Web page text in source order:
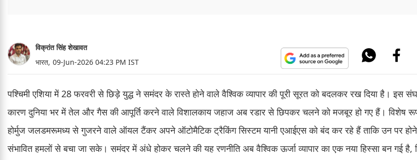
विक्रांत सिंह शेखावत
भारत, 09-Jun-2026 04:23 PM IST
पश्चिमी एशिया में 28 फरवरी से छिड़े युद्ध ने समंदर के रास्ते होने वाले वैश्विक व्यापार की पूरी सूरत को बदलकर रख दिया है। इस
कारण दुनिया भर में तेल और गैस की आपूर्ति करने वाले विशालकाय जहाज अब रडार से छिपकर चलने को मजबूर हो गए हैं। विशेष
होर्मुज जलडमरूमध्य से गुजरने वाले ऑयल टैंकर अपने ऑटोमैटिक ट्रैकिंग सिस्टम यानी एआईएस को बंद कर रहे हैं ताकि उन पर
संभावित हमलों से बचा जा सके। समंदर में अंधे होकर चलने की यह रणनीति अब वैश्विक ऊर्जा व्यापार का एक नया हिस्सा बन गई